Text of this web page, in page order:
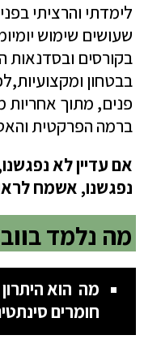
לימדתי והרציתי
שעושים שימוש
בקורסים ובסדנאות
בבטחון
פנים, מתוך אחריות
ברמה הפרקטית
אם עדיין לא
נפגשנו, אשמח
מה נלמד
מה הוא
חומרים